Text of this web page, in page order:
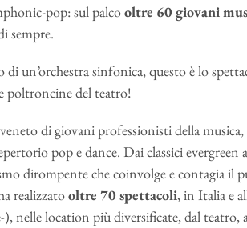
pop: sul palcooltre 60 giovani
sempre.
un’orchestra sinfonica, questo è lo
poltroncine del teatro!
di giovani professionisti della
pop e dance. Dai classici evergreen
dirompente che coinvolge e contagia il
realizzatooltre 70 spettacoli, in Italia e
nelle location più diversificate, dal teatro,